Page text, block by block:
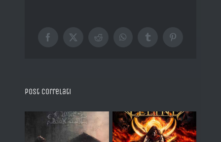
Facebook
X RedditWhatsAppTumblrPinterest
Post correlati